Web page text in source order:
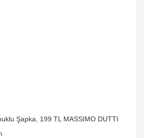
Şapka, 199 TL MASSIMO DUTTI